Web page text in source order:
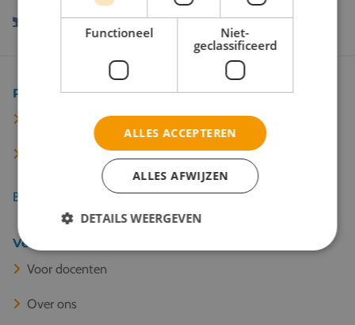
Populaire bestemmingen
Bekijk alle 67 bestemmingen
Veel gelezen
Voor docenten
Over ons
Functioneel
Niet-
geclassificeerd
ALLES ACCEPTEREN
ALLES AFWIJZEN
DETAILS WEERGEVEN